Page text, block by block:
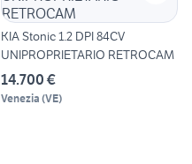
KIA Stonic 1.2 DPI 84CV
UNIPROPRIETARIO RETROCAM
14.700 €
Venezia (VE)